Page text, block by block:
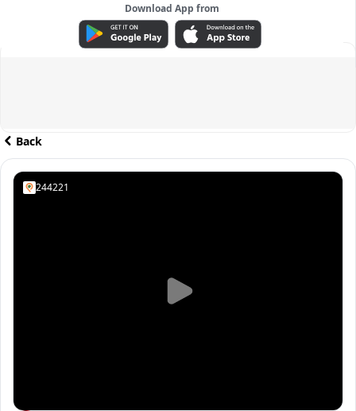
Download App from
ADVERTISEMENT
Back
244221